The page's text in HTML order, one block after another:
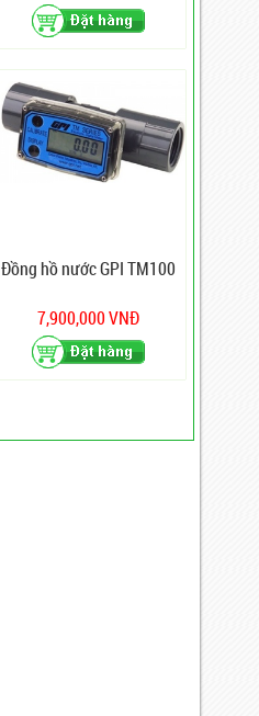
Đồng hồ nước GPI TM100
7,900,000 VNĐ